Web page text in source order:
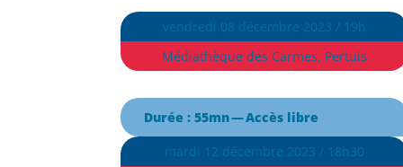
vendredi 08 décembre 2023 / 19h
Médiathèque des Carmes, Pertuis
Durée : 55mn — Accès libre
mardi 12 décembre 2023 / 18h30